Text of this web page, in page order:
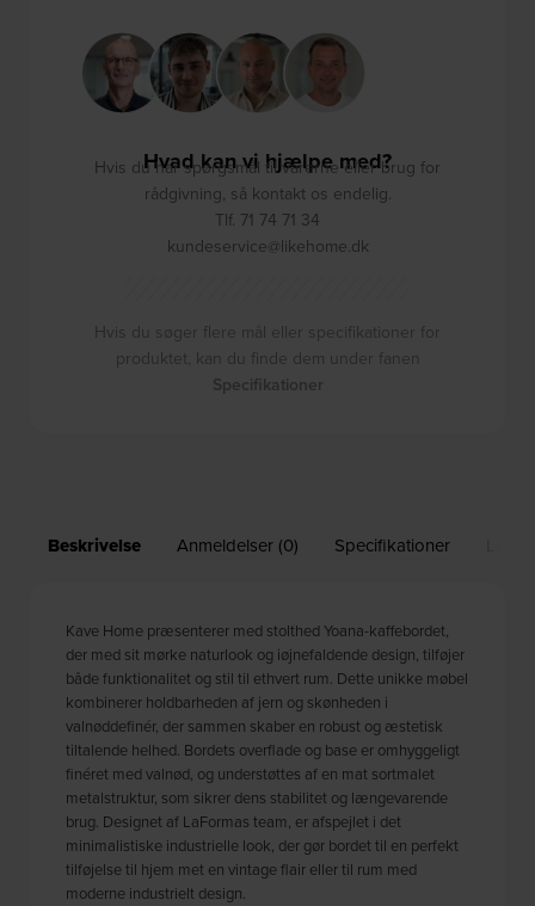
Beskrivelse Anmeldelser (0) Specifikationer
Kave Home præsenterer med stolthed Yoana-kaffebordet,
der med sit mørke naturlook og iøjnefaldende design, tilføjer
både funktionalitet og stil til ethvert rum. Dette unikke møbel
kombinerer holdbarheden af jern og skønheden i
valnøddefinér, der sammen skaber en robust og æstetisk
tiltalende helhed. Bordets overflade og base er omhyggeligt
finéret med valnød, og understøttes af en mat sortmalet
metalstruktur, som sikrer dens stabilitet og længevarende
brug. Designet af LaFormas team, er afspejlet i det
minimalistiske industrielle look, der gør bordet til en perfekt
tilføjelse til hjem met en vintage flair eller til rum med
moderne industrielt design.
Hvad kan vi hjælpe med?
Hvis du har spørgsmål til varerne eller brug for
rådgivning, så kontakt os endelig.
Tlf. 71 74 71 34
kundeservice@likehome.dk
Hvis du søger flere mål eller specifikationer for
produktet, kan du finde dem under fanen
Specifikationer